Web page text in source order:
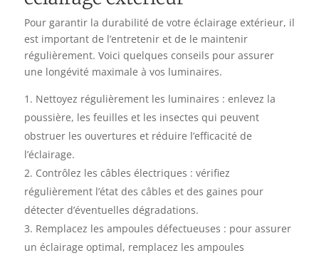
Pour garantir la durabilité de votre éclairage extérieur, il
est important de l’entretenir et de le maintenir
régulièrement. Voici quelques conseils pour assurer
une longévité maximale à vos luminaires.
Nettoyez régulièrement les luminaires : enlevez la
poussière, les feuilles et les insectes qui peuvent
obstruer les ouvertures et réduire l’efficacité de
l’éclairage.
Contrôlez les câbles électriques : vérifiez
régulièrement l’état des câbles et des gaines pour
détecter d’éventuelles dégradations.
Remplacez les ampoules défectueuses : pour assurer
un éclairage optimal, remplacez les ampoules